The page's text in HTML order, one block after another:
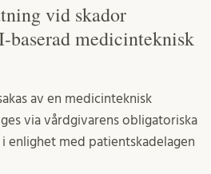
vid skador
baserad medicinteknisk
av en medicinteknisk
via vårdgivarens obligatoriska
enlighet med patientskadelagen